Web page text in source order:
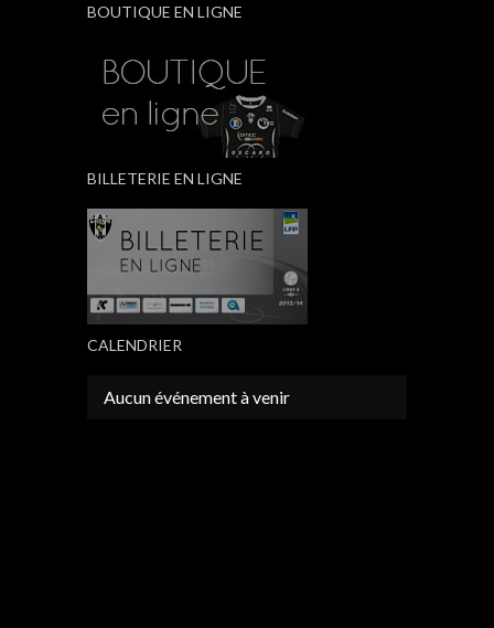
BOUTIQUE EN LIGNE
BILLETERIE EN LIGNE
CALENDRIER
Aucun événement à venir